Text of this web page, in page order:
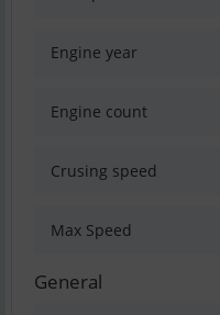
Engine year
Engine count
Crusing speed
Max Speed
General